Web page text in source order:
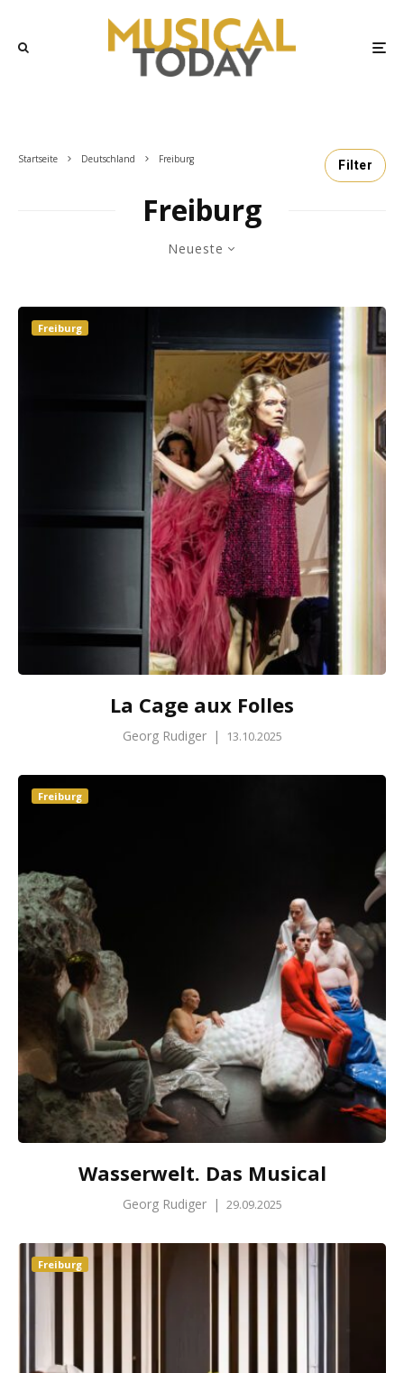
Startseite Deutschland Freiburg Filter
Freiburg
Neueste
Freiburg
La Cage aux Folles
Georg Rudiger | 13.10.2025
Freiburg
Wasserwelt. Das Musical
Georg Rudiger | 29.09.2025
Freiburg